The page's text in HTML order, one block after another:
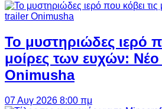
Το μυστηριώδες ιερό
μοίρες των ευχών:
Onimusha
07 Αυγ 2026 8:00 πμ